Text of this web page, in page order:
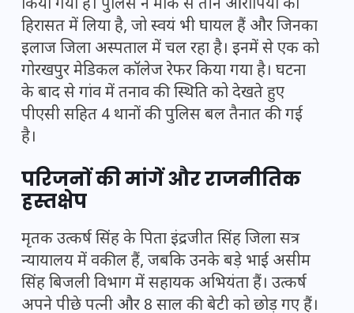
किया गया है। पुलिस ने मौके से तीन आरोपियों को
हिरासत में लिया है, जो स्वयं भी घायल हैं और जिनका
इलाज जिला अस्पताल में चल रहा है। इनमें से एक को
गोरखपुर मेडिकल कॉलेज रेफर किया गया है। घटना
के बाद से गांव में तनाव की स्थिति को देखते हुए
पीएसी सहित 4 थानों की पुलिस बल तैनात की गई
है।
परिजनों की मांगें और राजनीतिक
हस्तक्षेप
मृतक उत्कर्ष सिंह के पिता इंद्रजीत सिंह जिला सत्र
न्यायालय में वकील हैं, जबकि उनके बड़े भाई असीम
सिंह बिजली विभाग में सहायक अभियंता हैं। उत्कर्ष
अपने पीछे पत्नी और 8 साल की बेटी को छोड़ गए हैं।